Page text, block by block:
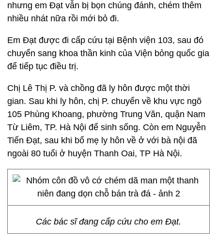
nhưng em Đạt vẫn bị bọn chúng đánh, chém thêm
nhiều nhát nữa rồi mới bỏ đi.
Em Đạt được đi cấp cứu tại Bệnh viện 103, sau đó
chuyển sang khoa thần kinh của Viện bỏng quốc gia
để tiếp tục điều trị.
Chị Lê Thị P. và chồng đã ly hôn được một thời
gian. Sau khi ly hôn, chị P. chuyển về khu vực ngõ
105 Phùng Khoang, phường Trung Văn, quận Nam
Từ Liêm, TP. Hà Nội để sinh sống. Còn em Nguyễn
Tiến Đạt, sau khi bố mẹ ly hôn về ở với bà nội đã
ngoài 80 tuổi ở huyện Thanh Oai, TP Hà Nội.
Các bác sĩ đang cấp cứu cho em Đạt.